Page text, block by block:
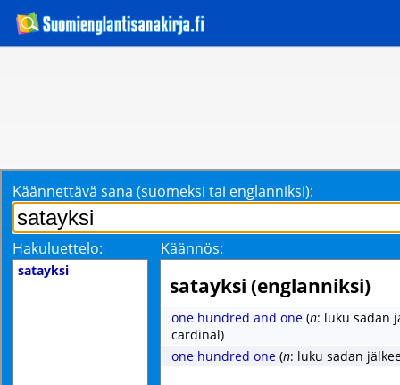
Käännettävä sana (suomeksi tai englanniksi):
Hakuluettelo: Käännös:
satayksi
satayksi (englanniksi)
one hundred and one (n: luku sadan
cardinal)
one hundred one (n: luku sadan